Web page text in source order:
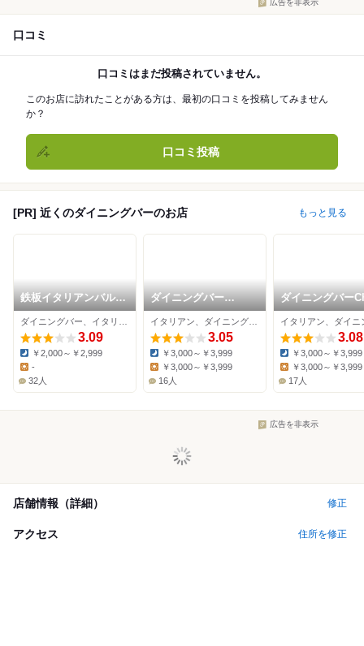
広告を非表示
口コミ
口コミはまだ投稿されていません。
このお店に訪れたことがある方は、最初の口コミを投稿してみません
か？
口コミ投稿
[PR] 近くのダイニングバーのお店 もっと見る
鉄板イタリアンバル
Primo
3.09
Dinner:
￥2,000～￥2,999
Lunch:
-
32人
ダイニングバー
Cocotte
3.05
Dinner:
￥3,000～￥3,999
Lunch:
￥3,000～￥3,999
16人
ダイニングバー
Cha
3.08
Dinner:
￥3,000～￥3,999
Lunch:
￥3,000～￥3,999
17人
広告を非表示
店舗情報（詳細） 修正
アクセス 住所を修正